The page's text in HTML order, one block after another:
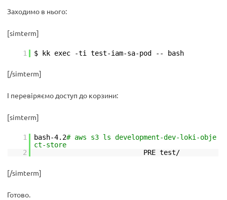
Заходимо в нього:
[simterm]
1 $ kk exec -ti test-iam-sa-pod -- bash
[/simterm]
І перевіряємо доступ до корзини:
[simterm]
1 bash-4.2# aws s3 ls development-dev-loki-obje
ct-store
2
PRE test/
[/simterm]
Готово.